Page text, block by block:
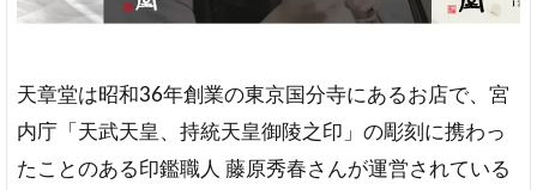
い
取
り
い
天章堂は昭和36年創業の東京国分寺にあるお店で、宮
内庁「天武天皇、持統天皇御陵之印」の彫刻に携わっ
たことのある印鑑職人 藤原秀春さんが運営されている